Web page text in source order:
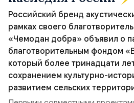
Российский бренд
рамках своего
«Чемодан добра» объявил о
благотворительным фондом
который более тринадцати
сохранением культурно-
развитием сельских